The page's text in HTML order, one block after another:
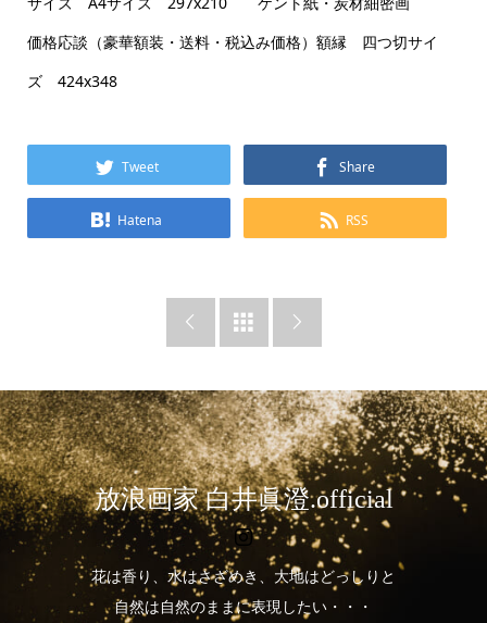
価格応談（豪華額装・送料・税込み価格）額縁 四つ切サイ
ズ 424x348
Tweet Share
Hatena RSS
  
放浪画家 白井眞澄.official
花は香り、水はさざめき、大地はどっしりと
自然は自然のままに表現したい・・・